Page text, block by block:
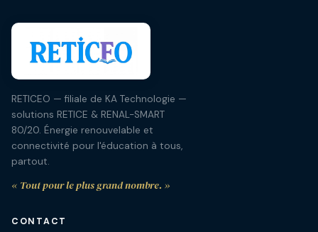
RETICEO — filiale de KA Technologie —
solutions RETICE & RENAL-SMART
80/20. Énergie renouvelable et
connectivité pour l'éducation à tous,
partout.
« Tout pour le plus grand nombre. »
CONTACT